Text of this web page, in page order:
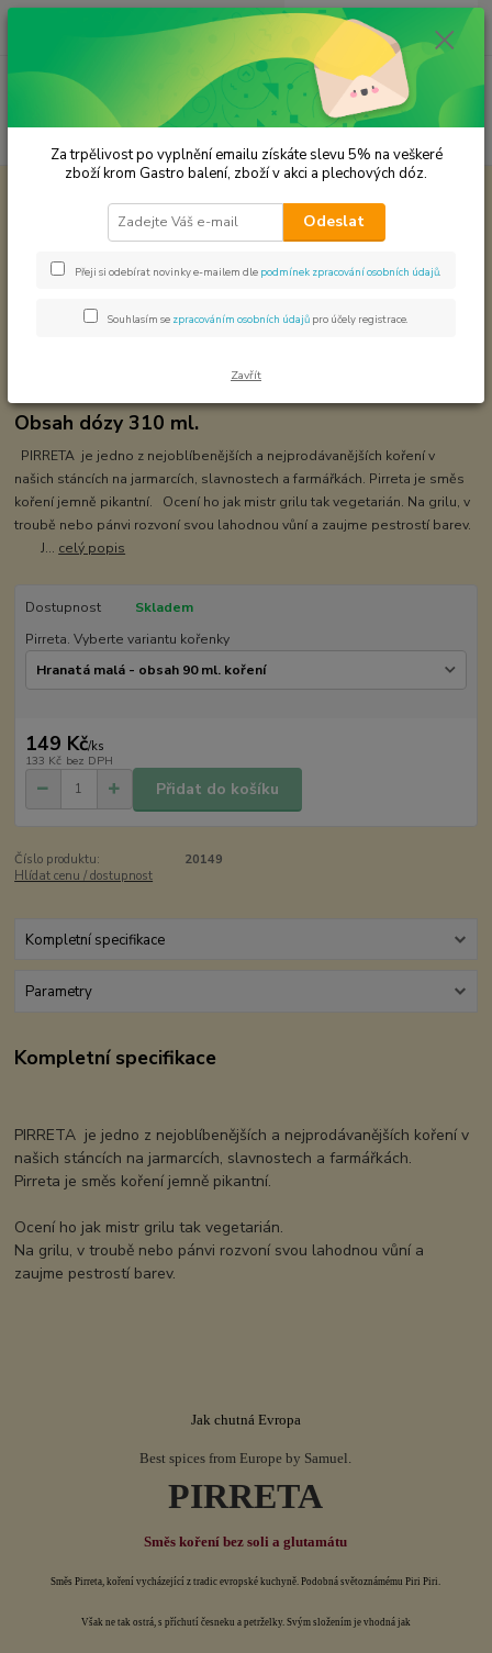
Menu
Hledat
ks
za 0,00 Kč
Pirreta - zlatá edice
Obsah dózy 310 ml.
PIRRETA je jedno z nejoblíbenějších a nejprodávanějších koření v
našich stáncích na jarmarcích, slavnostech a farmářkách. Pirreta je směs
koření jemně pikantní. Ocení ho jak mistr grilu tak vegetarián. Na grilu, v
troubě nebo pánvi rozvoní svou lahodnou vůní a zaujme pestrostí barev.
J... celý popis
Dostupnost
Skladem
Pirreta. Vyberte variantu kořenky
149 Kč/ks
133 Kč bez DPH
Přidat do košíku
Číslo produktu:
20149
Hlídat cenu / dostupnost
Kompletní specifikace
Parametry
Kompletní specifikace
PIRRETA je jedno z nejoblíbenějších a nejprodávanějších koření v
našich stáncích na jarmarcích, slavnostech a farmářkách.
Pirreta je směs koření jemně pikantní.
Ocení ho jak mistr grilu tak vegetarián.
Na grilu, v troubě nebo pánvi rozvoní svou lahodnou vůní a
zaujme pestrostí barev.
Jak chutná Evropa
Best spices from Europe by Samuel.
PIRRETA
Směs koření bez soli a glutamátu
Směs Pirreta, koření vycházející z tradic evropské kuchyně. Podobná světoznámému Piri Piri.
Však ne tak ostrá, s příchutí česneku a petrželky. Svým složením je vhodná jak
Za trpělivost po vyplnění emailu získáte slevu 5% na veškeré
zboží krom Gastro balení, zboží v akci a plechových dóz.
Odeslat
Přeji si odebírat novinky e-mailem dle podmínek zpracování osobních údajů
Souhlasím se zpracováním osobních údajů pro účely registrace.
Zavřít